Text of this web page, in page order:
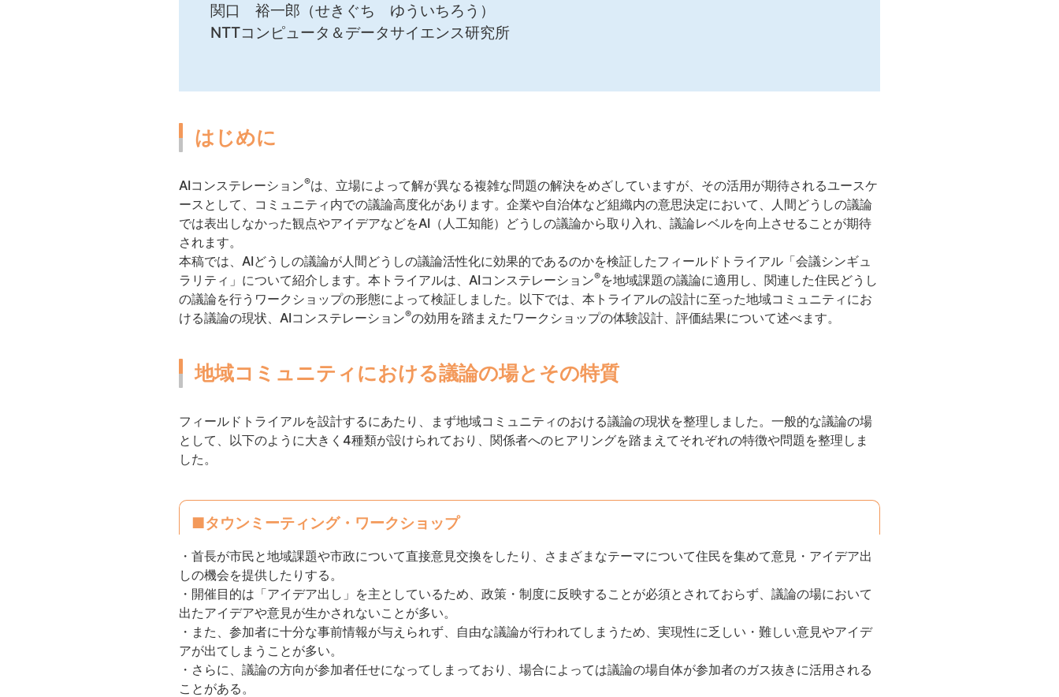
関口 裕一郎（せきぐち ゆういちろう）
NTTコンピュータ＆データサイエンス研究所
はじめに
AIコンステレーション®は、立場によって解が異なる複雑な問題の解決をめざしていますが、その活用が期待されるユースケ
ースとして、コミュニティ内での議論高度化があります。企業や自治体など組織内の意思決定において、人間どうしの議論
では表出しなかった観点やアイデアなどをAI（人工知能）どうしの議論から取り入れ、議論レベルを向上させることが期待
されます。
本稿では、AIどうしの議論が人間どうしの議論活性化に効果的であるのかを検証したフィールドトライアル「会議シンギュ
ラリティ」について紹介します。本トライアルは、AIコンステレーション®を地域課題の議論に適用し、関連した住民どうし
の議論を行うワークショップの形態によって検証しました。以下では、本トライアルの設計に至った地域コミュニティにお
ける議論の現状、AIコンステレーション®の効用を踏まえたワークショップの体験設計、評価結果について述べます。
地域コミュニティにおける議論の場とその特質
フィールドトライアルを設計するにあたり、まず地域コミュニティのおける議論の現状を整理しました。一般的な議論の場
として、以下のように大きく4種類が設けられており、関係者へのヒアリングを踏まえてそれぞれの特徴や問題を整理しま
した。
■タウンミーティング・ワークショップ
・首長が市民と地域課題や市政について直接意見交換をしたり、さまざまなテーマについて住民を集めて意見・アイデア出
しの機会を提供したりする。
・開催目的は「アイデア出し」を主としているため、政策・制度に反映することが必須とされておらず、議論の場において
出たアイデアや意見が生かされないことが多い。
・また、参加者に十分な事前情報が与えられず、自由な議論が行われてしまうため、実現性に乏しい・難しい意見やアイデ
アが出てしまうことが多い。
・さらに、議論の方向が参加者任せになってしまっており、場合によっては議論の場自体が参加者のガス抜きに活用される
ことがある。